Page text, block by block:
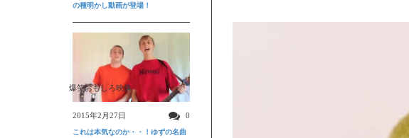
の種明かし動画が登場！
爆笑おもしろ映像
2015年2月27日 0
これは本気なのか・・！ゆずの名曲